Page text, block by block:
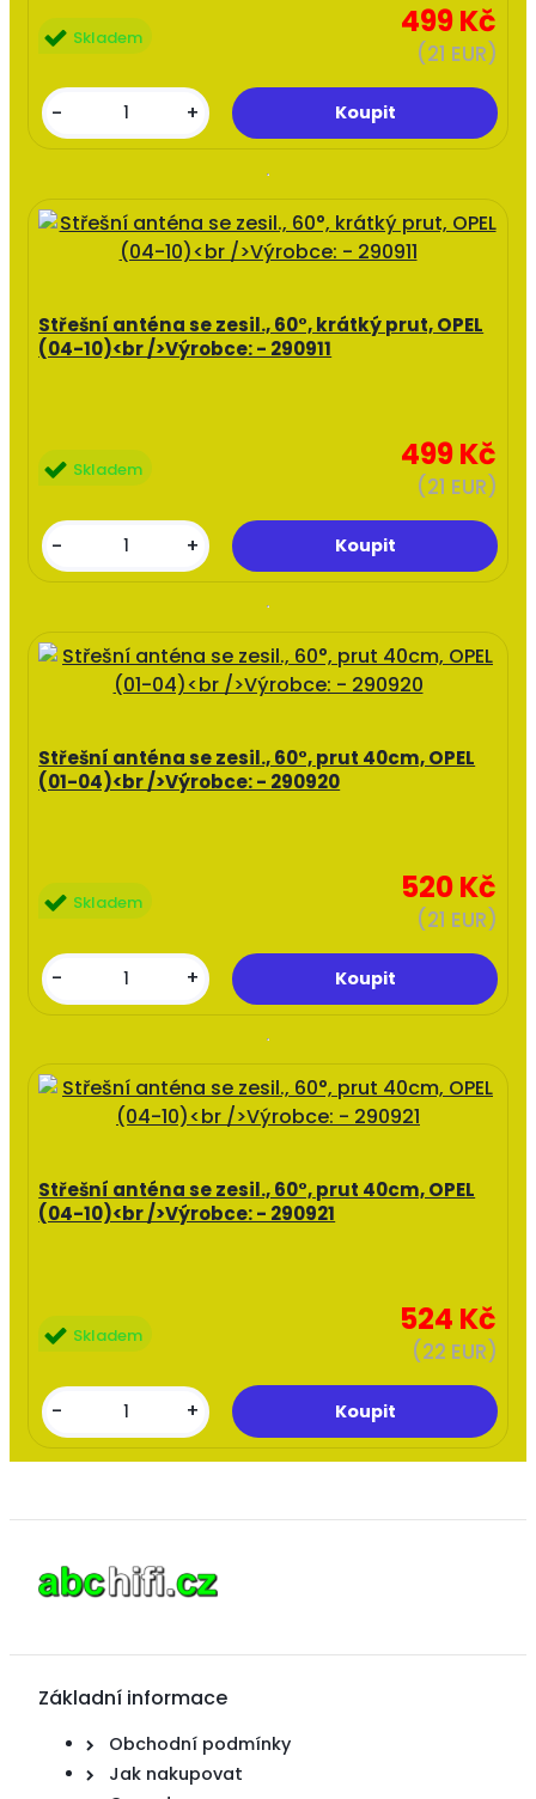
499 Kč
(21 EUR)
Skladem
- +
Střešní anténa se zesil., 60°, krátký prut, OPEL
(04-10)<br />Výrobce: - 290911
499 Kč
(21 EUR)
Skladem
- +
Střešní anténa se zesil., 60°, prut 40cm, OPEL
(01-04)<br />Výrobce: - 290920
520 Kč
(21 EUR)
Skladem
- +
Střešní anténa se zesil., 60°, prut 40cm, OPEL
(04-10)<br />Výrobce: - 290921
524 Kč
(22 EUR)
Skladem
- +
Základní informace
Obchodní podmínky
Jak nakupovat